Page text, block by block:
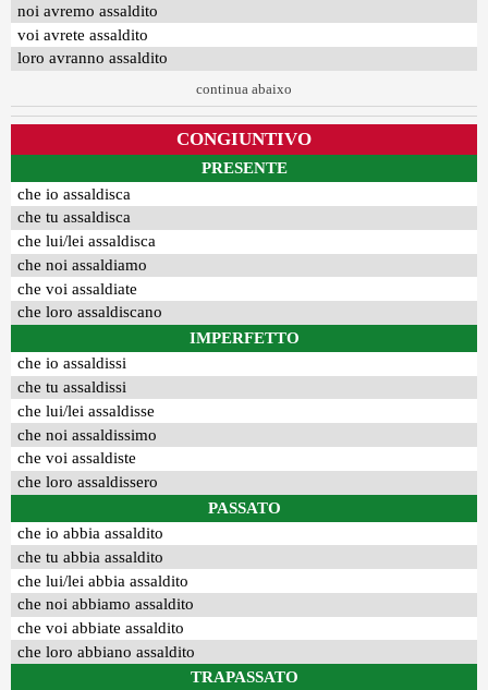
noi avremo assaldito
voi avrete assaldito
loro avranno assaldito
continua abaixo
CONGIUNTIVO
PRESENTE
che io assaldisca
che tu assaldisca
che lui/lei assaldisca
che noi assaldiamo
che voi assaldiate
che loro assaldiscano
IMPERFETTO
che io assaldissi
che tu assaldissi
che lui/lei assaldisse
che noi assaldissimo
che voi assaldiste
che loro assaldissero
PASSATO
che io abbia assaldito
che tu abbia assaldito
che lui/lei abbia assaldito
che noi abbiamo assaldito
che voi abbiate assaldito
che loro abbiano assaldito
TRAPASSATO